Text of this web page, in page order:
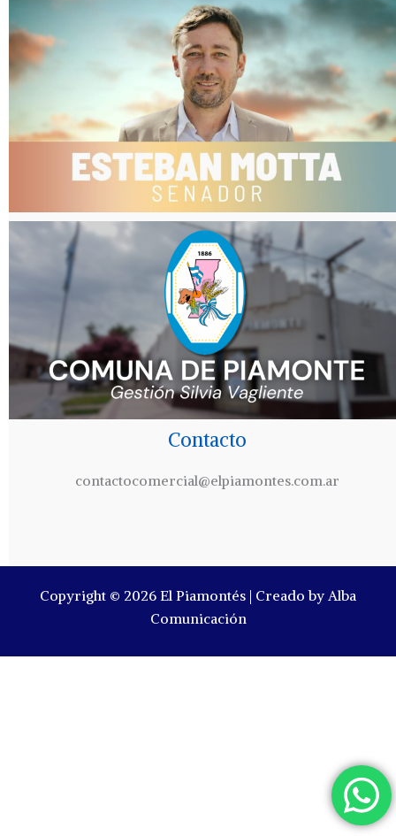
Contacto
contactocomercial@elpiamontes.com.ar
Copyright © 2026 El Piamontés | Creado by Alba
Comunicación